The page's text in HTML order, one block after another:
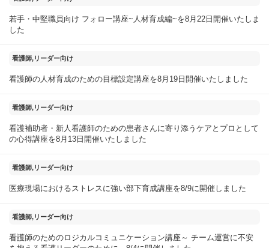
若手・中堅職員向け フォロー講座~人材育成編~を8月22日開催いたしま
した
2025年08月20日
看護師,リーダー向け
看護師の人材育成のための目標設定講座を8月19日開催いたしました
2025年08月14日
看護師,リーダー向け
看護補助者・新人看護師のための患者さんに寄り添うケアとプロとして
の心得講座を8月13日開催いたしました
2025年08月10日
看護師,リーダー向け
医療現場におけるストレスに強い部下育成講座を8/9に開催しました
2025年08月05日
看護師,リーダー向け
看護師のためのロジカルコミュニケーション講座～ チーム運営に不安